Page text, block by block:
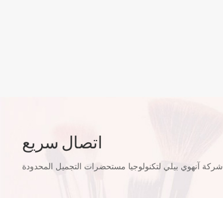
اتصال سريع
شركة آنهوي بيلي لتكنولوجيا مستحضرات التجميل المحدودة